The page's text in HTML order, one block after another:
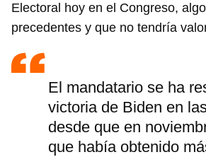
Electoral hoy en el Congreso,
precedentes y que no tendría
El mandatario se ha
victoria de Biden en
desde que en
que había obtenido